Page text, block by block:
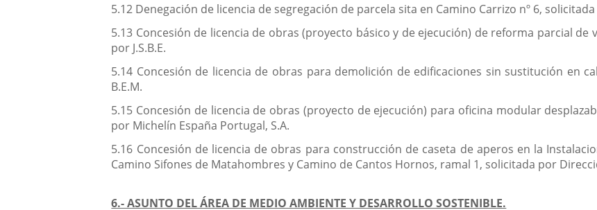
5.12 Denegación de licencia de segregación de parcela sita en Camino Carrizo nº 6, solicitada
5.13 Concesión de licencia de obras (proyecto básico y de ejecución) de reforma parcial
por J.S.B.E.
5.14 Concesión de licencia de obras para demolición de edificaciones sin sustitución en
B.E.M.
5.15 Concesión de licencia de obras (proyecto de ejecución) para oficina modular
por Michelín España Portugal, S.A.
5.16 Concesión de licencia de obras para construcción de caseta de aperos en la
Camino Sifones de Matahombres y Camino de Cantos Hornos, ramal 1, solicitada por
6.- ASUNTO DEL ÁREA DE MEDIO AMBIENTE Y DESARROLLO SOSTENIBLE.